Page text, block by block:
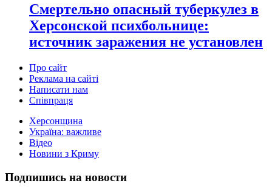
Смертельно опасный туберкулез в
Херсонской психбольнице:
источник заражения не установлен
Про сайт
Реклама на сайті
Написати нам
Співпраця
Херсонщина
Україна: важливе
Відео
Новини з Криму
Подпишись на новости